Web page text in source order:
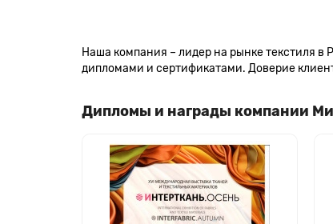
Наша компания – лидер на рынке текстиля
дипломами и сертификатами. Доверие
Дипломы и награды компании